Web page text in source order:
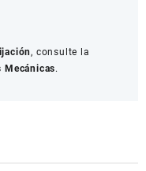
, consulte la
Mecánicas.